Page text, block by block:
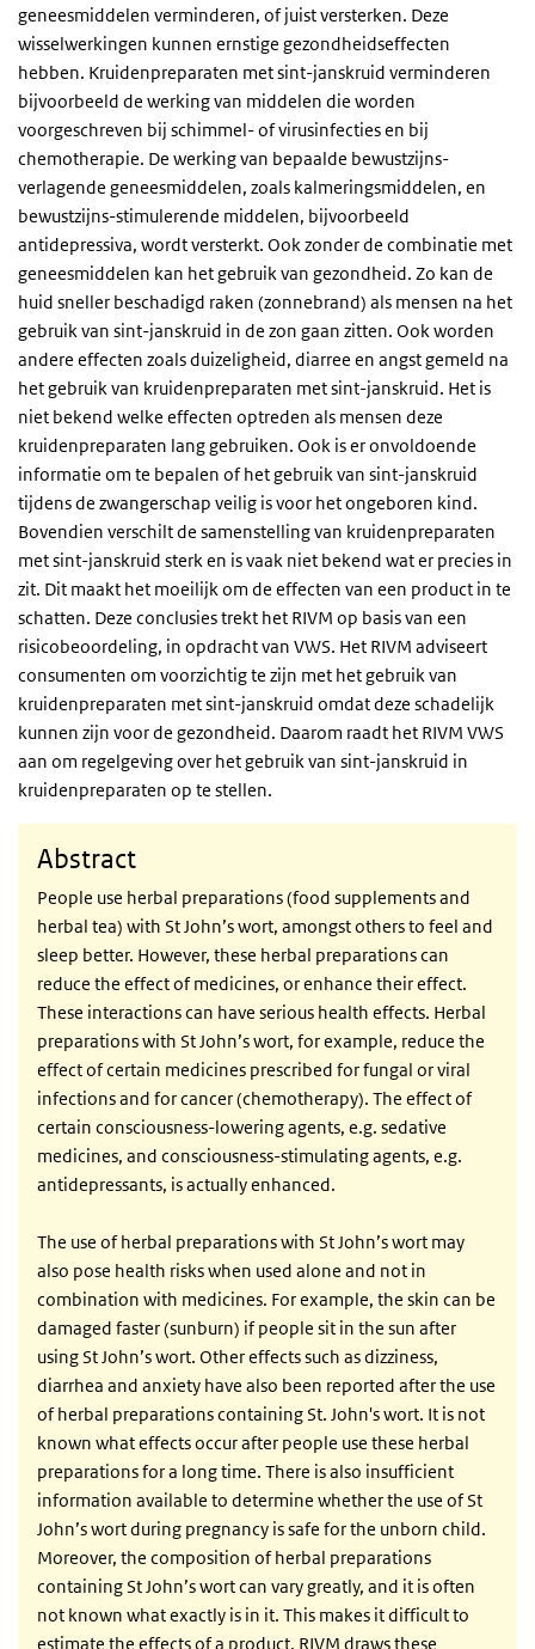
geneesmiddelen verminderen, of juist versterken. Deze
wisselwerkingen kunnen ernstige gezondheidseffecten
hebben. Kruidenpreparaten met sint-janskruid verminderen
bijvoorbeeld de werking van middelen die worden
voorgeschreven bij schimmel- of virusinfecties en bij
chemotherapie. De werking van bepaalde bewustzijns-
verlagende geneesmiddelen, zoals kalmeringsmiddelen, en
bewustzijns-stimulerende middelen, bijvoorbeeld
antidepressiva, wordt versterkt. Ook zonder de combinatie met
geneesmiddelen kan het gebruik van gezondheid. Zo kan de
huid sneller beschadigd raken (zonnebrand) als mensen na het
gebruik van sint-janskruid in de zon gaan zitten. Ook worden
andere effecten zoals duizeligheid, diarree en angst gemeld na
het gebruik van kruidenpreparaten met sint-janskruid. Het is
niet bekend welke effecten optreden als mensen deze
kruidenpreparaten lang gebruiken. Ook is er onvoldoende
informatie om te bepalen of het gebruik van sint-janskruid
tijdens de zwangerschap veilig is voor het ongeboren kind.
Bovendien verschilt de samenstelling van kruidenpreparaten
met sint-janskruid sterk en is vaak niet bekend wat er precies in
zit. Dit maakt het moeilijk om de effecten van een product in te
schatten. Deze conclusies trekt het RIVM op basis van een
risicobeoordeling, in opdracht van VWS. Het RIVM adviseert
consumenten om voorzichtig te zijn met het gebruik van
kruidenpreparaten met sint-janskruid omdat deze schadelijk
kunnen zijn voor de gezondheid. Daarom raadt het RIVM VWS
aan om regelgeving over het gebruik van sint-janskruid in
kruidenpreparaten op te stellen.
Abstract
People use herbal preparations (food supplements and
herbal tea) with St John’s wort, amongst others to feel and
sleep better. However, these herbal preparations can
reduce the effect of medicines, or enhance their effect.
These interactions can have serious health effects. Herbal
preparations with St John’s wort, for example, reduce the
effect of certain medicines prescribed for fungal or viral
infections and for cancer (chemotherapy). The effect of
certain consciousness-lowering agents, e.g. sedative
medicines, and consciousness-stimulating agents, e.g.
antidepressants, is actually enhanced.
The use of herbal preparations with St John’s wort may
also pose health risks when used alone and not in
combination with medicines. For example, the skin can be
damaged faster (sunburn) if people sit in the sun after
using St John’s wort. Other effects such as dizziness,
diarrhea and anxiety have also been reported after the use
of herbal preparations containing St. John's wort. It is not
known what effects occur after people use these herbal
preparations for a long time. There is also insufficient
information available to determine whether the use of St
John’s wort during pregnancy is safe for the unborn child.
Moreover, the composition of herbal preparations
containing St John’s wort can vary greatly, and it is often
not known what exactly is in it. This makes it difficult to
estimate the effects of a product. RIVM draws these